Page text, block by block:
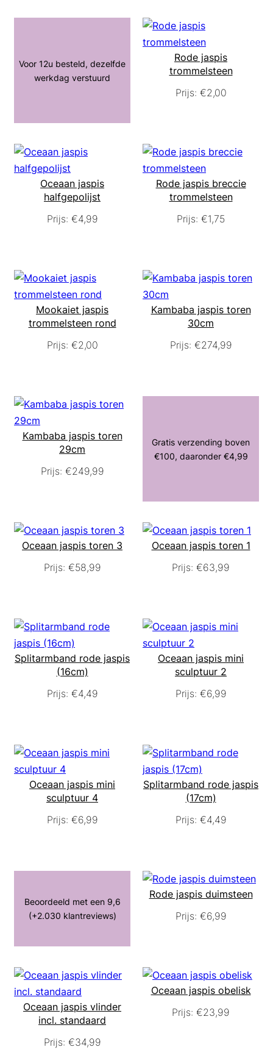
Voor 12u besteld, dezelfde
werkdag verstuurd
Rode jaspis
trommelsteen
Prijs: €2,00
Oceaan jaspis
halfgepolijst
Prijs: €4,99
Rode jaspis breccie
trommelsteen
Prijs: €1,75
Mookaiet jaspis
trommelsteen rond
Prijs: €2,00
Kambaba jaspis toren
30cm
Prijs: €274,99
Kambaba jaspis toren
29cm
Prijs: €249,99
Gratis verzending boven
€100, daaronder €4,99
Oceaan jaspis toren 3
Prijs: €58,99
Oceaan jaspis toren 1
Prijs: €63,99
Splitarmband rode jaspis
(16cm)
Prijs: €4,49
Oceaan jaspis mini
sculptuur 2
Prijs: €6,99
Oceaan jaspis mini
sculptuur 4
Prijs: €6,99
Splitarmband rode jaspis
(17cm)
Prijs: €4,49
Beoordeeld met een 9,6
(+2.030 klantreviews)
Rode jaspis duimsteen
Prijs: €6,99
Oceaan jaspis vlinder
incl. standaard
Prijs: €34,99
Oceaan jaspis obelisk
Prijs: €23,99